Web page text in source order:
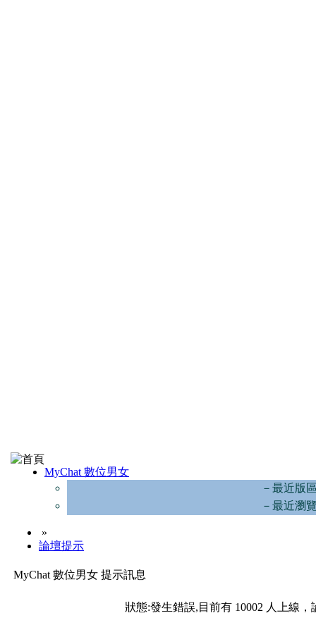
MyChat 數位男女
－最近版
－最近瀏
»
論壇提示
MyChat 數位男女 提示訊息
狀態:發生錯誤,目前有 10002 人上線